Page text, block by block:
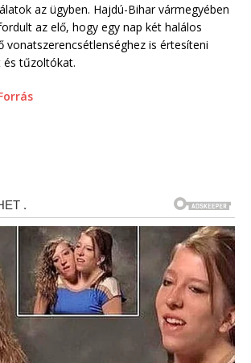
az ügyben. Hajdú-Bihar vármegyében
az elő, hogy egy nap két halálos
vonatszerencsétlenséghez is értesíteni
és tűzoltókat.
ai